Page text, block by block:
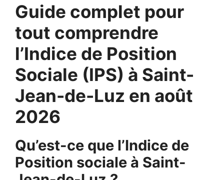
Guide complet pour
tout comprendre
l’Indice de Position
Sociale (IPS) à Saint-
Jean-de-Luz en août
2026
Qu’est-ce que l’Indice de
Position sociale à Saint-